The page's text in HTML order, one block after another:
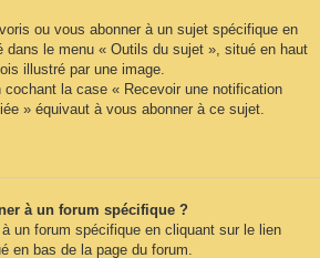
ou vous abonner à un sujet spécifique en
dans le menu « Outils du sujet », situé en haut
illustré par une image.
cochant la case « Recevoir une notification
» équivaut à vous abonner à ce sujet.
à un forum spécifique ?
un forum spécifique en cliquant sur le lien
en bas de la page du forum.